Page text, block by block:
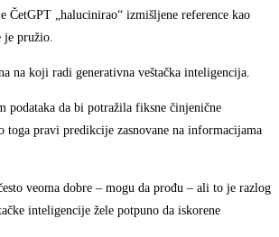
ČetGPT „halucinirao“ izmišljene reference kao
pružio.
na koji radi generativna veštačka inteligencija.
podataka da bi potražila fiksne činjenične
toga pravi predikcije zasnovane na informacijama
veoma dobre – mogu da prođu – ali to je razlog
inteligencije žele potpuno da iskorene